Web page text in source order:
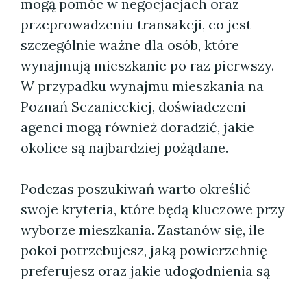
mogą pomóc w negocjacjach oraz
przeprowadzeniu transakcji, co jest
szczególnie ważne dla osób, które
wynajmują mieszkanie po raz pierwszy.
W przypadku wynajmu mieszkania na
Poznań Sczanieckiej, doświadczeni
agenci mogą również doradzić, jakie
okolice są najbardziej pożądane.
Podczas poszukiwań warto określić
swoje kryteria, które będą kluczowe przy
wyborze mieszkania. Zastanów się, ile
pokoi potrzebujesz, jaką powierzchnię
preferujesz oraz jakie udogodnienia są